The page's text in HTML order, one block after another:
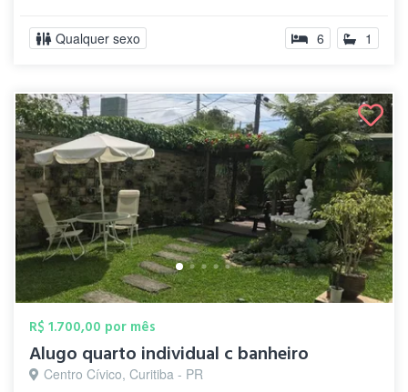
Qualquer sexo 6 1
R$ 1.700,00 por mês
Alugo quarto individual c banheiro
Centro Cívico, Curitiba - PR